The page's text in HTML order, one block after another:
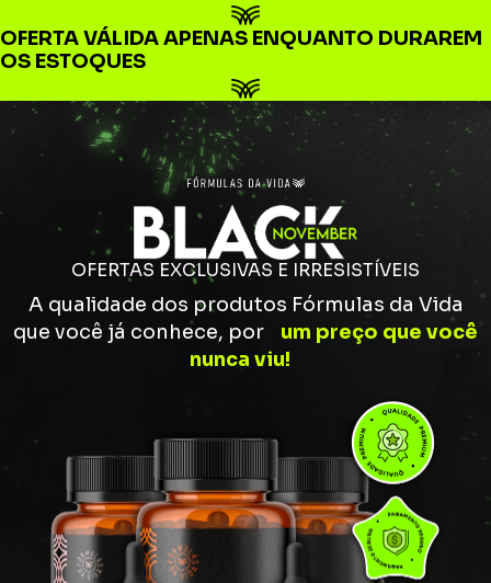
OFERTA VÁLIDA APENAS ENQUANTO DURAREM
OS ESTOQUES
OFERTAS EXCLUSIVAS E IRRESISTÍVEIS
A qualidade dos produtos Fórmulas da Vida
que você já conhece, por
um preço que você
nunca viu!